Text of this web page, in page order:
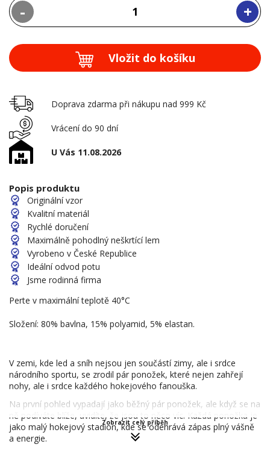
- +
Vložit do košíku
Doprava zdarma při nákupu nad 999 Kč
Vrácení do 90 dní
U Vás 11.08.2026
Popis produktu
Originální vzor
Kvalitní materiál
Rychlé doručení
Maximálně pohodlný neškrtící lem
Vyrobeno v České Republice
Ideální odvod potu
Jsme rodinná firma
Perte v maximální teplotě 40°C
Složení: 80% bavlna, 15% polyamid, 5% elastan.
V zemi, kde led a sníh nejsou jen součástí zimy, ale i srdce
národního sportu, se zrodil pár ponožek, které nejen zahřejí
nohy, ale i srdce každého hokejového fanouška.
Na první pohled vypadají jako běžný pár ponožek, ale když se na
ně podíváte blíže, uvidíte, že jsou to něco víc. Každá ponožka je
jako malý hokejový stadion, kde se odehrává zápas plný vášně
a energie.
Zobrazit celý příběh